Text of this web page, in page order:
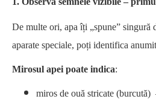
De multe ori, apa îți „spune” singură
aparate speciale, poți identifica
Mirosul apei poate indica:
miros de ouă stricate